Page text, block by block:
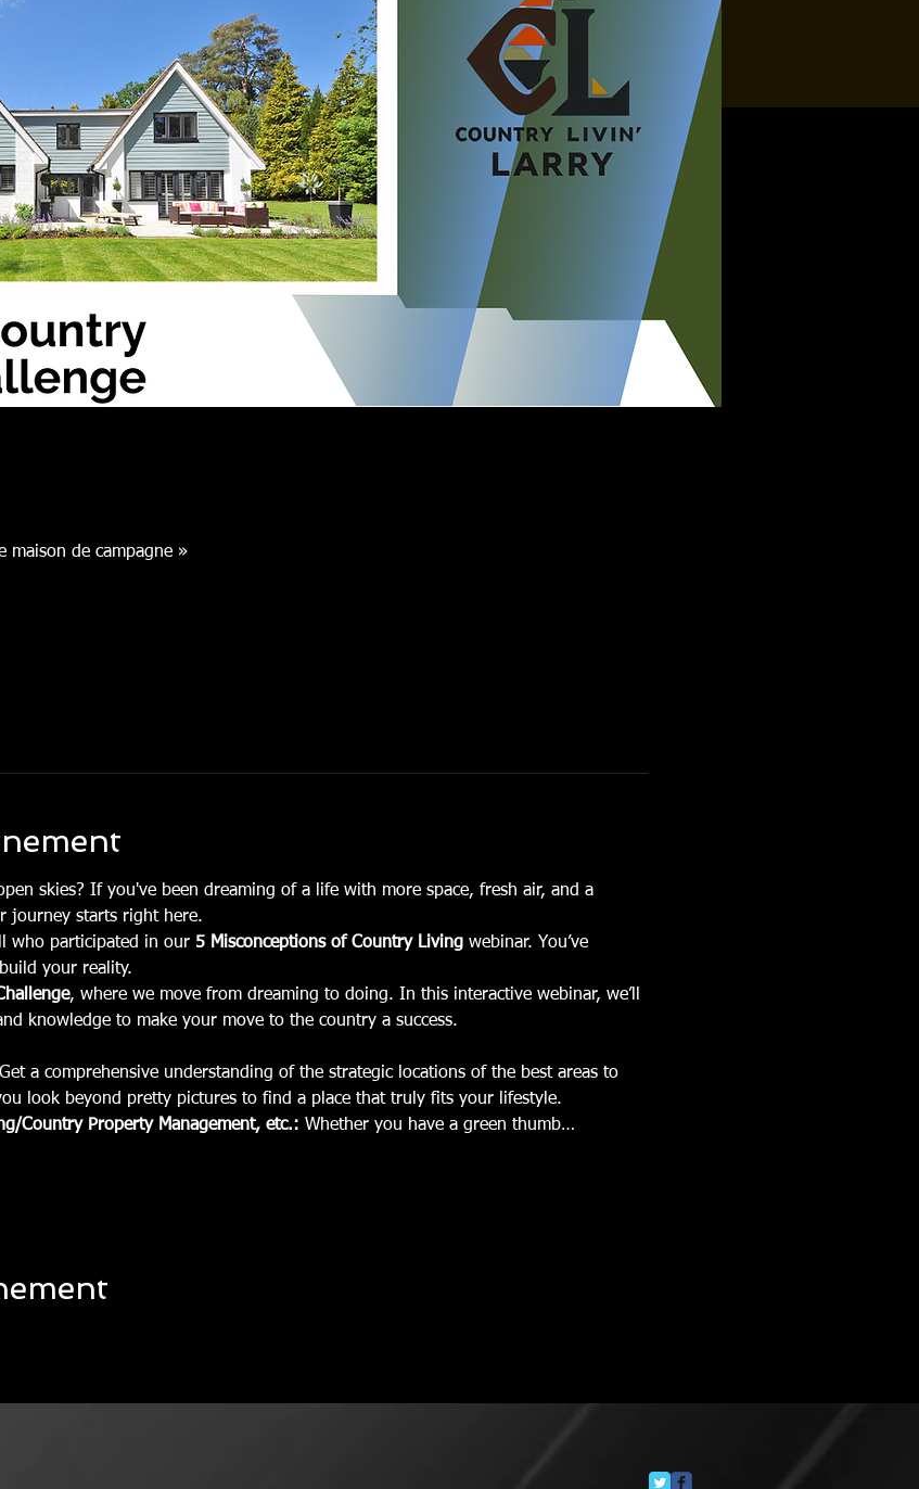
maison de campagne »
skies? If you've been dreaming of a life with more space, fresh air, and a
journey starts right here.
who participated in our 5 Misconceptions of Country Living webinar. You’ve
your reality.
, where we move from dreaming to doing. In this interactive webinar, we’ll
knowledge to make your move to the country a success.
Get a comprehensive understanding of the strategic locations of the best areas to
look beyond pretty pictures to find a place that truly fits your lifestyle.
Country Property Management, etc.: Whether you have a green thumb…